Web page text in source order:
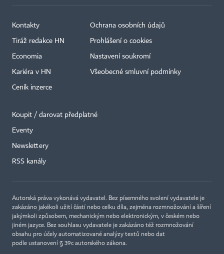
Kontakty
Tiráž redakce HN
Economia
Kariéra v HN
Ceník inzerce
Ochrana osobních údajů
Prohlášení o cookies
Nastavení soukromí
Všeobecné smluvní podmínky
Koupit / darovat předplatné
Eventy
Newslettery
RSS kanály
Autorská práva vykonává vydavatel. Bez písemného svolení vydavatele je
zakázáno jakékoli užití částí nebo celku díla, zejména rozmnožování a šíření
jakýmkoli způsobem, mechanickým nebo elektronickým, v českém nebo
jiném jazyce. Bez souhlasu vydavatele je zakázáno též rozmnožování
obsahu pro účely automatizované analýzy textů nebo dat
podle ustanovení § 39c autorského zákona.